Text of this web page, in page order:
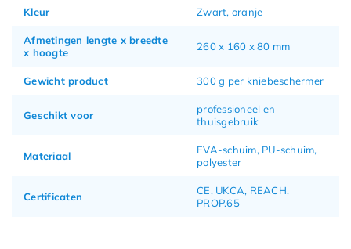
Kleur Zwart, oranje
Afmetingen lengte x breedte
x hoogte
260 x 160 x 80 mm
Gewicht product 300 g per kniebeschermer
Geschikt voor
professioneel en
thuisgebruik
Materiaal
EVA-schuim, PU-schuim,
polyester
Certificaten
CE, UKCA, REACH,
PROP.65